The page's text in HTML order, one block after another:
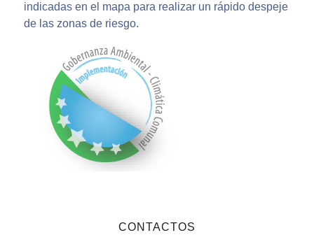
indicadas en el mapa para realizar un rápido despeje
de las zonas de riesgo.
CONTACTOS